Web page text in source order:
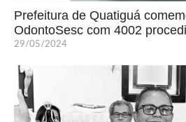
Prefeitura de Quatiguá
OdontoSesc com 4002
29/05/2024